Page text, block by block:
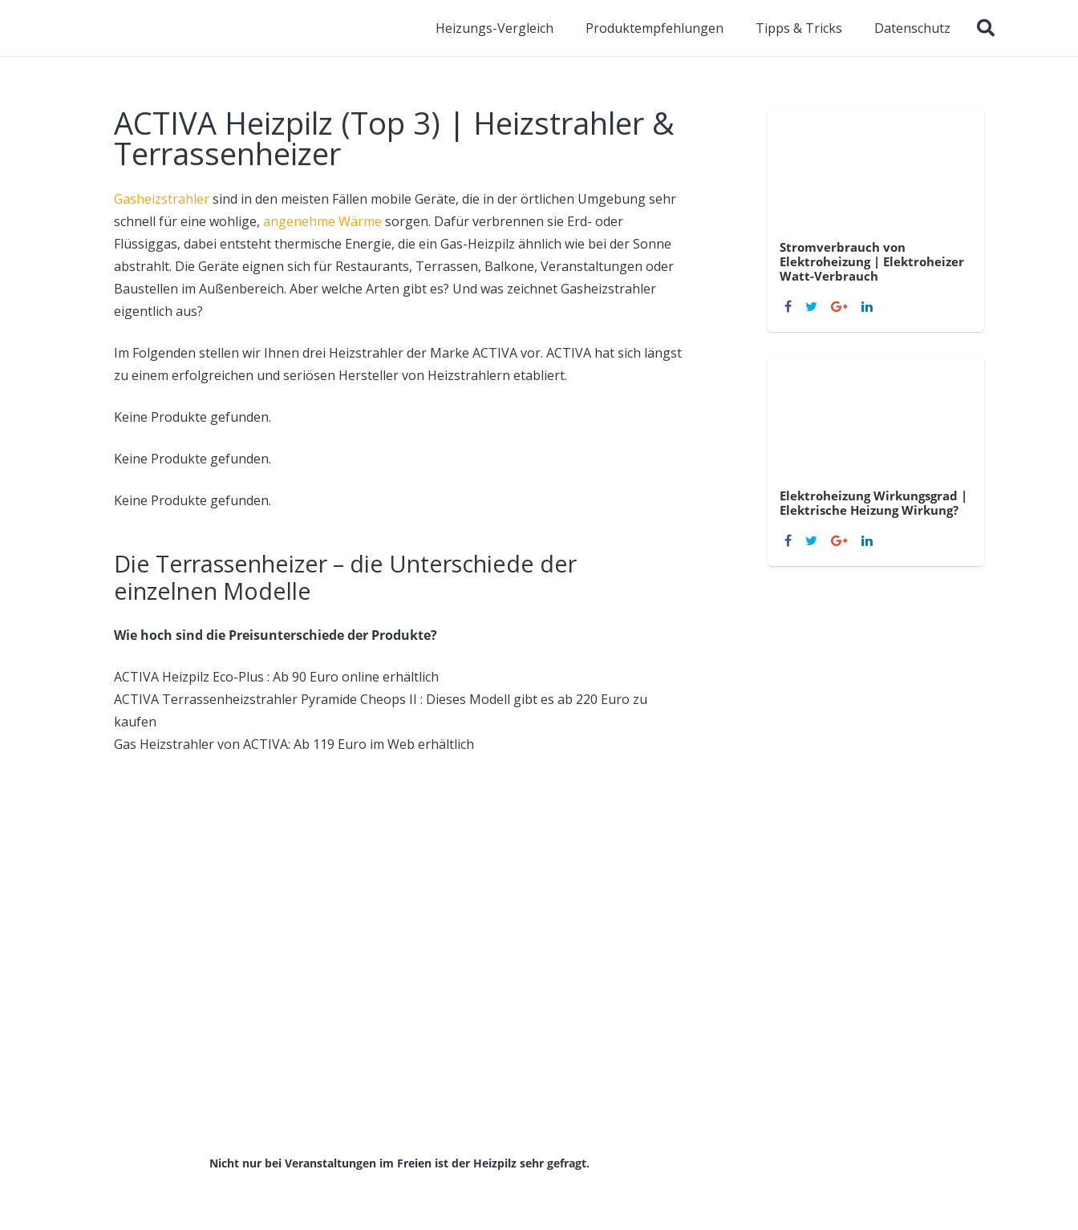
Heizungs-Vergleich Produktempfehlungen Tipps & Tricks Datenschutz
ACTIVA Heizpilz (Top 3) | Heizstrahler &
Terrassenheizer
Gasheizstrahlersind in den meisten Fällen mobile Geräte, die in der örtlichen Umgebung sehr
schnell für eine wohlige, angenehme Wärme sorgen. Dafür verbrennen sie Erd- oder
Flüssiggas, dabei entsteht thermische Energie, die ein Gas-Heizpilz ähnlich wie bei der Sonne
abstrahlt. Die Geräte eignen sich für Restaurants, Terrassen, Balkone, Veranstaltungen oder
Baustellen im Außenbereich. Aber welche Arten gibt es? Und was zeichnet Gasheizstrahler
eigentlich aus?
Im Folgenden stellen wir Ihnen drei Heizstrahler der Marke ACTIVA vor. ACTIVA hat sich längst
zu einem erfolgreichen und seriösen Hersteller von Heizstrahlern etabliert.
Keine Produkte gefunden.
Keine Produkte gefunden.
Keine Produkte gefunden.
Die Terrassenheizer – die Unterschiede der
einzelnen Modelle
Wie hoch sind die Preisunterschiede der Produkte?
ACTIVA Heizpilz Eco-Plus : Ab 90 Euro online erhältlich
ACTIVA Terrassenheizstrahler Pyramide Cheops II : Dieses Modell gibt es ab 220 Euro zu
kaufen
Gas Heizstrahler von ACTIVA: Ab 119 Euro im Web erhältlich
Nicht nur bei Veranstaltungen im Freien ist der Heizpilz sehr gefragt.
Stromverbrauch von
Elektroheizung | Elektroheizer
Watt-Verbrauch
Elektroheizung Wirkungsgrad |
Elektrische Heizung Wirkung?